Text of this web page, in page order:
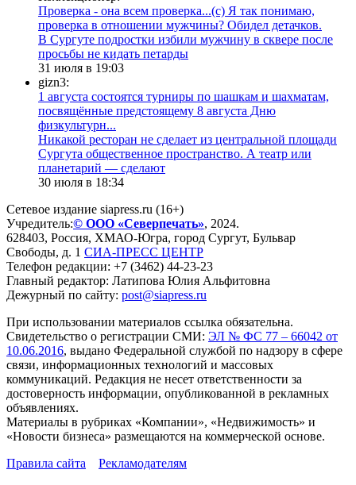
Проверка - она всем проверка...(с) Я так понимаю,
проверка в отношении мужчины? Обидел детачков.
В Сургуте подростки избили мужчину в сквере после
просьбы не кидать петарды
31 июля в 19:03
gizn3:
1 августа состоятся турниры по шашкам и шахматам,
посвящённые предстоящему 8 августа Дню
физкультурн...
​Никакой ресторан не сделает из центральной площади
Сургута общественное пространство. А театр или
планетарий — сделают
30 июля в 18:34
Сетевое издание siapress.ru (16+)
Учредитель:© ООО «Северпечать», 2024.
628403, Россия, ХМАО-Югра, город Сургут, Бульвар
Свободы, д. 1 СИА-ПРЕСС ЦЕНТР
Телефон редакции: +7 (3462) 44-23-23
Главный редактор: Латипова Юлия Альфитовна
Дежурный по сайту: post@siapress.ru
При использовании материалов ссылка обязательна.
Свидетельство о регистрации СМИ: ЭЛ № ФС 77 – 66042 от
10.06.2016, выдано Федеральной службой по надзору в сфере
связи, информационных технологий и массовых
коммуникаций. Редакция не несет ответственности за
достоверность информации, опубликованной в рекламных
объявлениях.
Материалы в рубриках «Компании», «Недвижимость» и
«Новости бизнеса» размещаются на коммерческой основе.
Правила сайта
Рекламодателям